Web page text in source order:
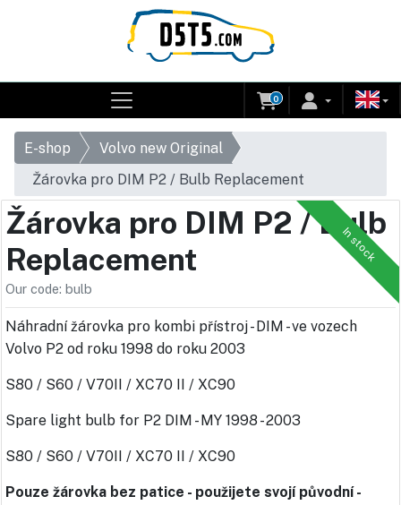
0
E-shop
Volvo new Original
Žárovka pro DIM P2 / Bulb Replacement
In stock
Žárovka pro DIM P2 / Bulb
Replacement
Our code: bulb
Náhradní žárovka pro kombi přístroj - DIM - ve vozech
Volvo P2 od roku 1998 do roku 2003
S80 / S60 / V70II / XC70 II / XC90
Spare light bulb for P2 DIM - MY 1998 - 2003
S80 / S60 / V70II / XC70 II / XC90
Pouze žárovka bez patice - použijete svojí původní -